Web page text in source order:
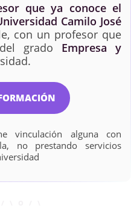
que ya conoce el
Camilo José
con un profesor que
grado Empresa y
vinculación alguna con
no prestando servicios